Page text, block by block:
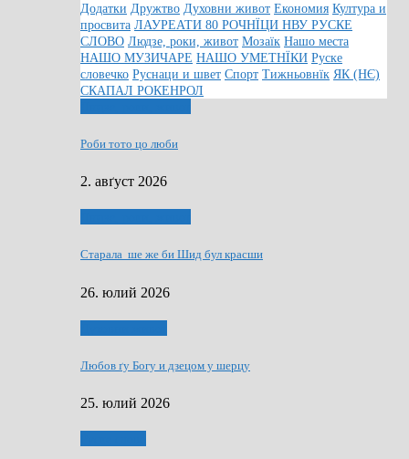
Додатки Дружтво Духовни живот Економия Култура и
просвита ЛАУРЕАТИ 80 РОЧНЇЦИ НВУ РУСКЕ
СЛОВО Людзе, роки, живот Мозаїк Нашо места
НАШО МУЗИЧАРЕ НАШО УМЕТНЇКИ Руске
словечко Руснаци и швет Спорт Тижньовнїк ЯК (НЄ)
СКАПАЛ РОКЕНРОЛ
Роби тото цо люби
2. авґуст 2026
Старала ше же би Шид бул красши
26. юлий 2026
Любов ґу Богу и дзецом у шерцу
25. юлий 2026